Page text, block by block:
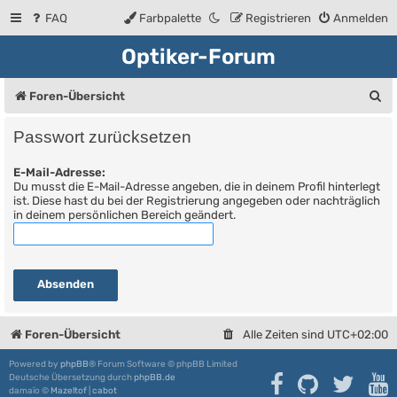
FAQ Anmelden
Registrieren
Farbpalette
Optiker-Forum
Foren-Übersicht
Passwort zurücksetzen
E-Mail-Adresse:
Du musst die E-Mail-Adresse angeben, die in deinem Profil hinterlegt
ist. Diese hast du bei der Registrierung angegeben oder nachträglich
in deinem persönlichen Bereich geändert.
Foren-Übersicht Alle Zeiten sind UTC+02:00
Powered by phpBB® Forum Software © phpBB Limited
Deutsche Übersetzung durchphpBB.de
damaïo © Mazeltof cabot